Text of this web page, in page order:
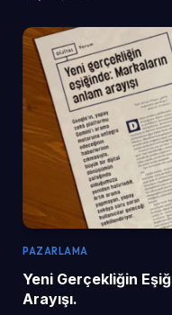
PAZARLAMA
Yeni Gerçekliğin
Arayışı.